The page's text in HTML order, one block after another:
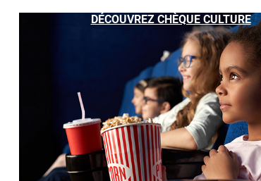
DÉCOUVREZ CHÈQUE CULTURE